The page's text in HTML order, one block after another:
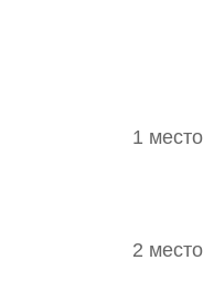
1 место
2 место